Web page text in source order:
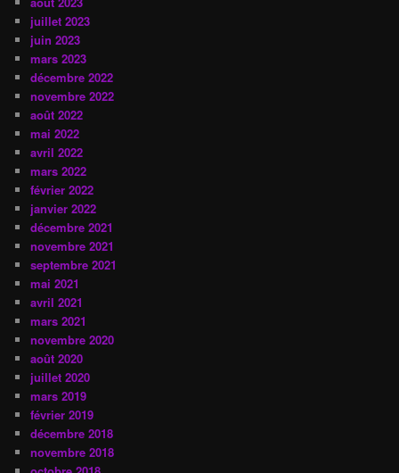
juillet 2023
juin 2023
mars 2023
décembre 2022
novembre 2022
août 2022
mai 2022
avril 2022
mars 2022
février 2022
janvier 2022
décembre 2021
novembre 2021
septembre 2021
mai 2021
avril 2021
mars 2021
novembre 2020
août 2020
juillet 2020
mars 2019
février 2019
décembre 2018
novembre 2018